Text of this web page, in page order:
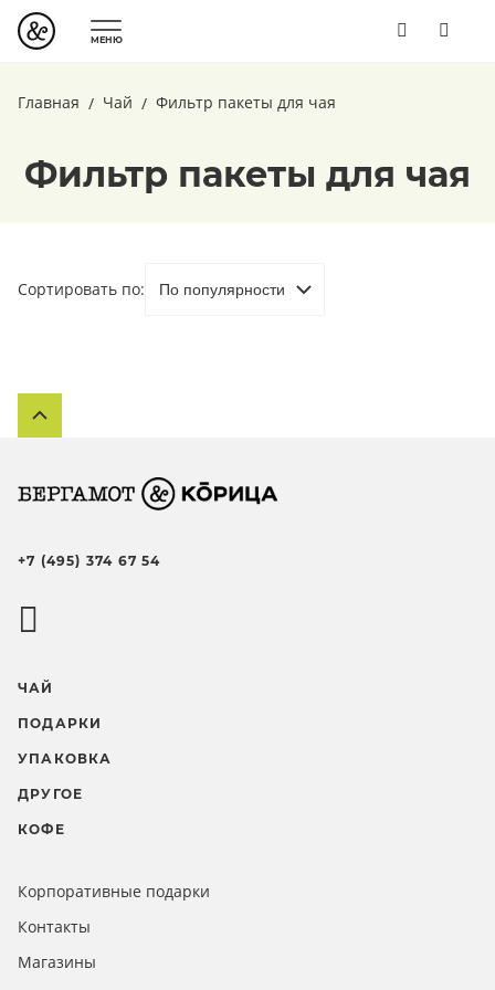
МЕНЮ
Главная Чай Фильтр пакеты для чая
Фильтр пакеты для чая
Сортировать по:
+7 (495) 374 67 54
ЧАЙ
ПОДАРКИ
УПАКОВКА
ДРУГОЕ
КОФЕ
Корпоративные подарки
Контакты
Магазины